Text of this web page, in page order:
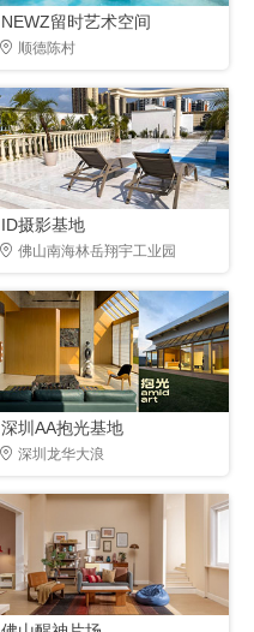
NEWZ留时艺术空间
顺德陈村
ID摄影基地
佛山南海林岳翔宇工业园
深圳AA抱光基地
深圳龙华大浪